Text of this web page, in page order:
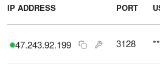
IP ADDRESS PORT
47.243.92.199 3128